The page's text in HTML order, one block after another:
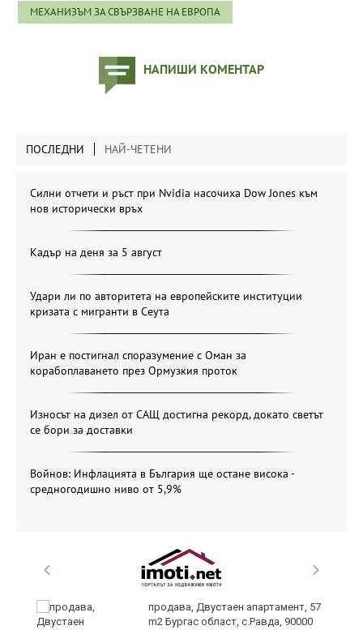
МЕХАНИЗЪМ ЗА СВЪРЗВАНЕ НА ЕВРОПА
НАПИШИ КОМЕНТАР
ПОСЛЕДНИ НАЙ-ЧЕТЕНИ
Силни отчети и ръст при Nvidia насочиха Dow Jones към
нов исторически връх
Кадър на деня за 5 август
Удари ли по авторитета на европейските институции
кризата с мигранти в Сеута
Иран е постигнал споразумение с Оман за
корабоплаването през Ормузкия проток
Износът на дизел от САЩ достигна рекорд, докато светът
се бори за доставки
Войнов: Инфлацията в България ще остане висока -
средногодишно ниво от 5,9%
продава, Двустаен апартамент, 57
m2 Бургас област, с.Равда, 90000